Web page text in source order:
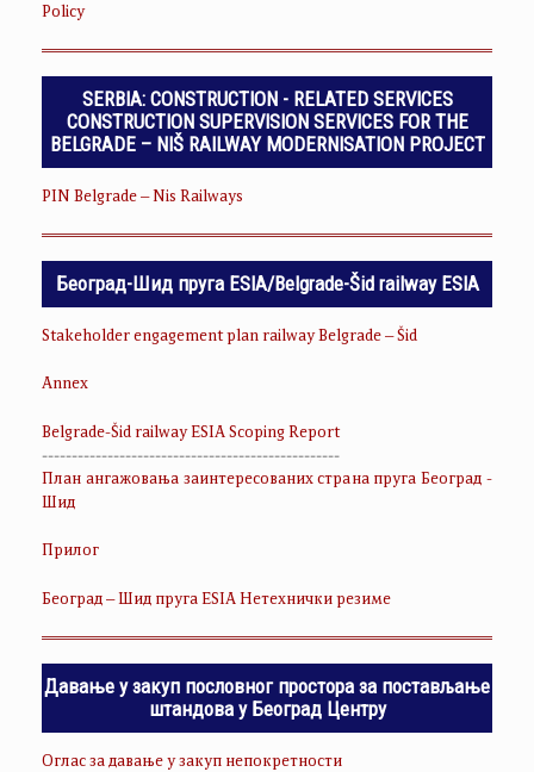
Policy
SERBIA: CONSTRUCTION - RELATED SERVICES
CONSTRUCTION SUPERVISION SERVICES FOR THE
BELGRADE – NIŠ RAILWAY MODERNISATION PROJECT
PIN Belgrade – Nis Railways
Београд-Шид пруга ESIA/Belgrade-Šid railway ESIA
Stakeholder engagement plan railway Belgrade – Šid
Annex
Belgrade-Šid railway ESIA Scoping Report
--------------------------------------------------
План ангажовања заинтересованих страна пруга Београд -
Шид
Прилог
Београд – Шид пруга ESIA Нетехнички резиме
Давање у закуп пословног простора за постављање
штандова у Београд Центру
Оглас за давање у закуп непокретности